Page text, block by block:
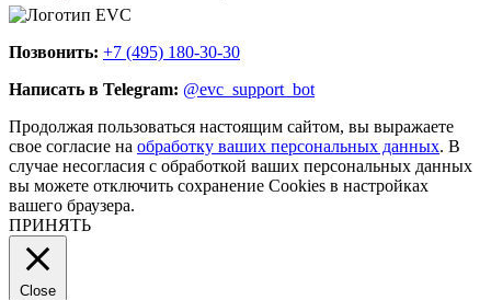
Позвонить: +7 (495) 180-30-30
Написать в Telegram: @evc_support_bot
Продолжая пользоваться настоящим сайтом, вы выражаете
свое согласие на обработку ваших персональных данных. В
случае несогласия с обработкой ваших персональных данных
вы можете отключить сохранение Cookies в настройках
вашего браузера.
ПРИНЯТЬ
Close